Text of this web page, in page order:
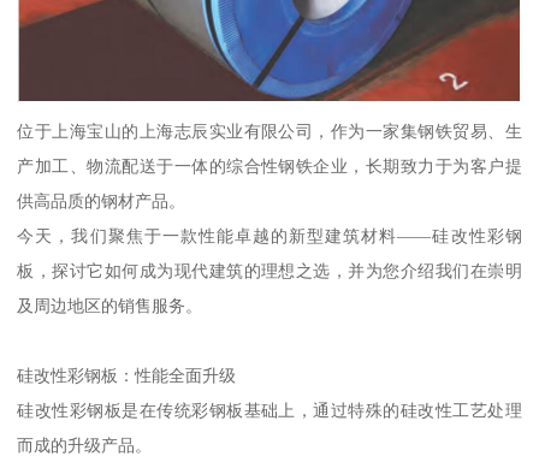
位于上海宝山的上海志辰实业有限公司，作为一家集钢铁贸易、生
产加工、物流配送于一体的综合性钢铁企业，长期致力于为客户提
供高品质的钢材产品。
今天，我们聚焦于一款性能卓越的新型建筑材料——硅改性彩钢
板，探讨它如何成为现代建筑的理想之选，并为您介绍我们在崇明
及周边地区的销售服务。
硅改性彩钢板：性能全面升级
硅改性彩钢板是在传统彩钢板基础上，通过特殊的硅改性工艺处理
而成的升级产品。